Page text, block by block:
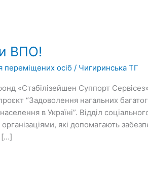
ВПО!
переміщених осіб / Чигиринська ТГ
«Стабілізейшен Суппорт
“Задоволення нагальних
в Україні”. Відділ
які допомагають
[…]